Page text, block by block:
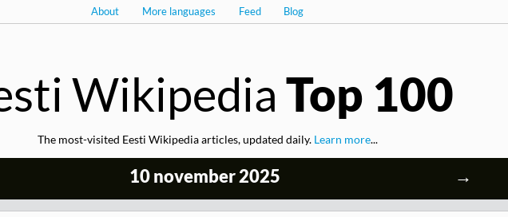
About More languages Feed Blog
Wikipedia Top 100
The most-visited Eesti Wikipedia articles, updated daily. Learn more...
10 november 2025 →